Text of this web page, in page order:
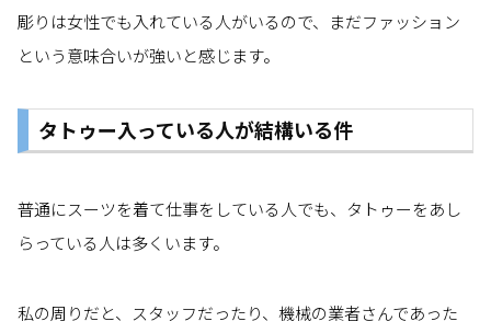
彫りは女性でも入れている人がいるので、まだファッション
という意味合いが強いと感じます。
タトゥー入っている人が結構いる件
普通にスーツを着て仕事をしている人でも、タトゥーをあし
らっている人は多くいます。
私の周りだと、スタッフだったり、機械の業者さんであった